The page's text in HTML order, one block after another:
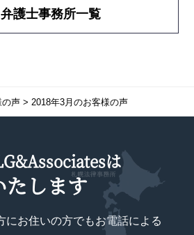
護士事務所一覧
の声> 2018年3月のお客様の声
は
たします
にお住いの方でもお電話による